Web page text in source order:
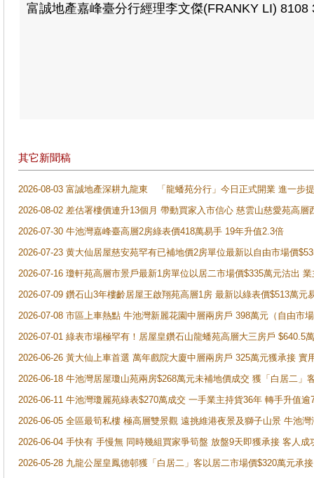
富誠地產嘉峰臺分行經理李文傑(FRANKY LI) 8108
其它新聞稿
2026-08-03 富誠地產深耕九龍東 「龍蟠苑分行」今日正式開業 進一步
2026-08-02 差估署樓價連升13個月 帶動買家入市信心 慈雲山慈愛苑高層
2026-07-30 牛池灣嘉峰臺高層2房綠表價418萬易手 19年升值2.3倍
2026-07-23 黄大仙居屋慈安苑罕有已補地價2房單位最新以自由市場價
2026-07-16 瓊軒苑高層市景戶最新1房單位以居二市場價$335萬元沽出
2026-07-09 鑽石山3年樓齡居屋王啟翔苑高層1房 最新以綠表價$513萬元
2026-07-08 市區上車熱點 牛池灣新麗花園中層兩房戶 398萬元（自由市
2026-07-01 綠表市場極罕有！居屋皇鑽石山龍蟠苑高層大三房戶
2026-06-26 黃大仙上車首選 萬年戲院大廈中層兩房戶 325萬元獲承接 實
2026-06-18 牛池灣居屋瓊山苑兩房$268萬元未補地價成交 獲「白居二」
2026-06-11 牛池灣瓊麗苑綠表$270萬成交 一手業主持貨36年 轉手升值逾
2026-06-05 全區最筍私樓 極高層雙景觀 遠挑維港夜景及獅子山景 牛池
2026-06-04 手快有 手慢無 同時幾組買家爭筍盤 放盤9天即獲承接 客人
2026-05-28 九龍公屋皇鳳德邨獲「白居二」客以居二市場價$320萬元承接